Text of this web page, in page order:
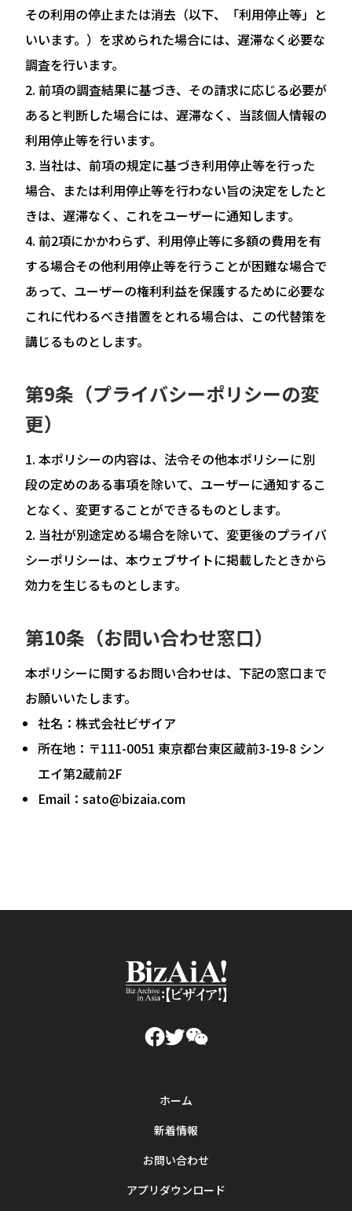
その利用の停止または消去（以下、「利用停止等」と
いいます。）を求められた場合には、遅滞なく必要な
調査を行います。
前項の調査結果に基づき、その請求に応じる必要が
あると判断した場合には、遅滞なく、当該個人情報の
利用停止等を行います。
当社は、前項の規定に基づき利用停止等を行った
場合、または利用停止等を行わない旨の決定をしたと
きは、遅滞なく、これをユーザーに通知します。
前2項にかかわらず、利用停止等に多額の費用を有
する場合その他利用停止等を行うことが困難な場合で
あって、ユーザーの権利利益を保護するために必要な
これに代わるべき措置をとれる場合は、この代替策を
講じるものとします。
第9条（プライバシーポリシーの変
更）
本ポリシーの内容は、法令その他本ポリシーに別
段の定めのある事項を除いて、ユーザーに通知するこ
となく、変更することができるものとします。
当社が別途定める場合を除いて、変更後のプライバ
シーポリシーは、本ウェブサイトに掲載したときから
効力を生じるものとします。
第10条（お問い合わせ窓口）
本ポリシーに関するお問い合わせは、下記の窓口まで
お願いいたします。
社名：株式会社ビザイア
所在地：〒111-0051 東京都台東区蔵前3-19-8 シン
エイ第2蔵前2F
Email：sato@bizaia.com
ホーム
新着情報
お問い合わせ
アプリダウンロード